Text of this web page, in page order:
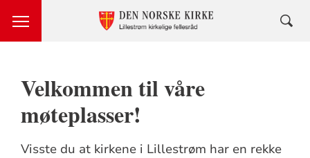
Velkommen til våre
møteplasser!
Visste du at kirkene i Lillestrøm har en rekke